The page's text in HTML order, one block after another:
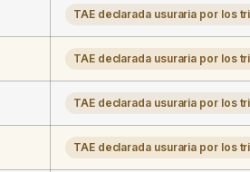
TAE declarada usuraria por los
TAE declarada usuraria por los
TAE declarada usuraria por los
TAE declarada usuraria por los